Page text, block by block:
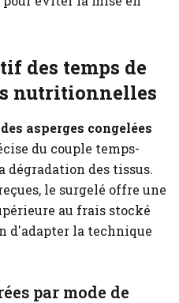
des temps de
nutritionnelles
asperges congelées
du couple temps-
des tissus.
le surgelé offre une
au frais stocké
d'adapter la technique
par mode de